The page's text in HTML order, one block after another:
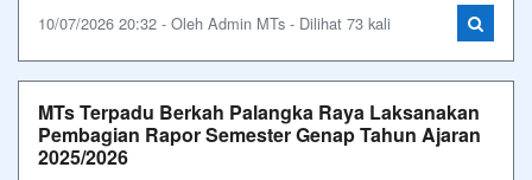
10/07/2026 20:32 - Oleh Admin MTs - Dilihat 73 kali
MTs Terpadu Berkah Palangka Raya Laksanakan
Pembagian Rapor Semester Genap Tahun Ajaran
2025/2026